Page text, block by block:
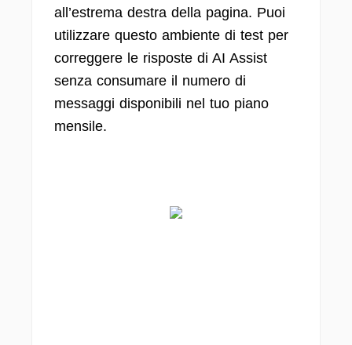
all’estrema destra della pagina. Puoi
utilizzare questo ambiente di test per
correggere le risposte di AI Assist
senza consumare il numero di
messaggi disponibili nel tuo piano
mensile.